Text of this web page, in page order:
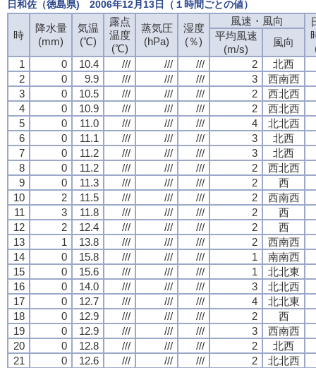
日和佐（徳島県) 2006年12月13日（１時間ごとの値）
時
降水量
(mm)
気温
(℃)
露点
温度
(℃)
蒸気圧
(hPa)
湿度
(％)
風速・風向
平均風速
(m/s)
風向
1
0 10.4 /// /// /// 2
北西
2
0 9.9 /// /// /// 3
西南西
3
0 10.5 /// /// /// 2
西北西
4
0 10.9 /// /// /// 2
西北西
5
0 11.0 /// /// /// 4
北北西
6
0 11.1 /// /// /// 3
北西
7
0 11.2 /// /// /// 3
北西
8
0 11.2 /// /// /// 2
西北西
9
0 11.3 /// /// /// 2
西
10
2 11.5 /// /// /// 2
西南西
11
3 11.8 /// /// /// 2
西
12
2 12.4 /// /// /// 2
西
13
1 13.8 /// /// /// 2
西南西
14
0 15.8 /// /// /// 1
南南西
15
0 15.6 /// /// /// 1
北北東
16
0 14.0 /// /// /// 3
北北西
17
0 12.7 /// /// /// 4
北北東
18
0 12.9 /// /// /// 2
西
19
0 12.9 /// /// /// 3
西南西
20
0 12.8 /// /// /// 2
北西
21
0 12.6 /// /// /// 2
北北西